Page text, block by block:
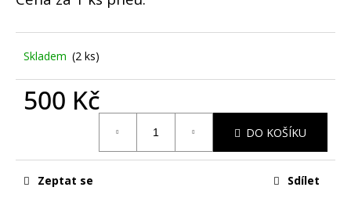
Skladem (2 ks)
500 Kč
DO KOŠÍKU
Zeptat se Sdílet
j
MERCEDES
BENZ
75MM